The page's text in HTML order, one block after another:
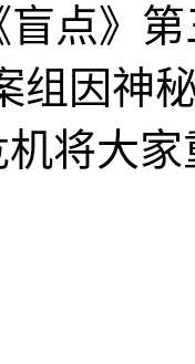
点》第
组因神
将大